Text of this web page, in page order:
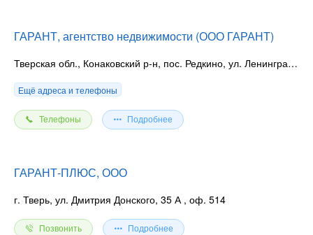
ГАРАНТ, агентство недвижимости (ООО ГАРАНТ)
Тверская обл., Конаковский р-н, пос. Редкино, ул. Ленинградская, 37 А
Ещё адреса и телефоны
Телефоны Подробнее
ГАРАНТ-ПЛЮС, ООО
г. Тверь, ул. Дмитрия Донского, 35 А , оф. 514
Позвонить Подробнее